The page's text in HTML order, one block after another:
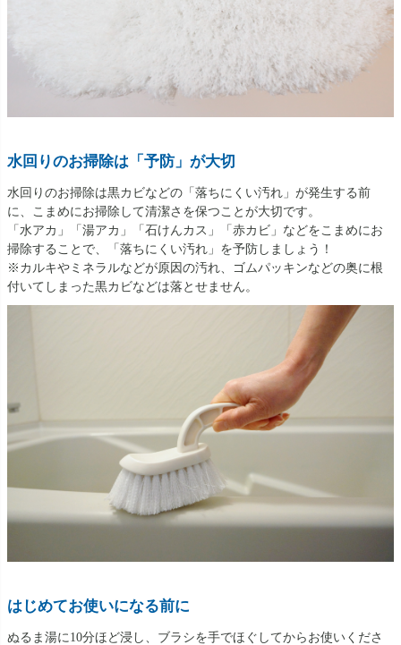
水回りのお掃除は「予防」が大切
水回りのお掃除は黒カビなどの「落ちにくい汚れ」が発生する前
に、こまめにお掃除して清潔さを保つことが大切です。
「水アカ」「湯アカ」「石けんカス」「赤カビ」などをこまめにお
掃除することで、「落ちにくい汚れ」を予防しましょう！
※カルキやミネラルなどが原因の汚れ、ゴムパッキンなどの奥に根
付いてしまった黒カビなどは落とせません。
はじめてお使いになる前に
ぬるま湯に10分ほど浸し、ブラシを手でほぐしてからお使いくださ